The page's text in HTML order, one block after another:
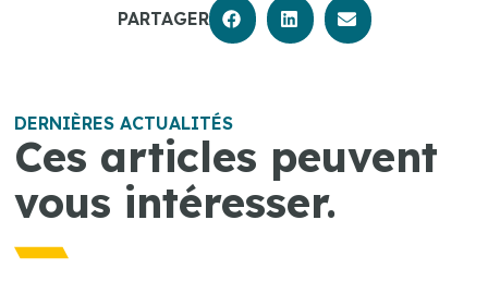
PARTAGER
DERNIÈRES ACTUALITÉS
Ces articles peuvent
vous intéresser.